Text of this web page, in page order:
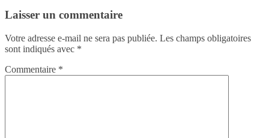
Laisser un commentaire
Votre adresse e-mail ne sera pas publiée. Les champs obligatoires
sont indiqués avec *
Commentaire *